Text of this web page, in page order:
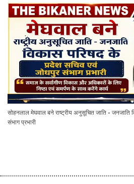
सोहनलाल मेघवाल बने राष्ट्रीय अनुसूचित जाति - जनजाति
संभाग प्रभारी